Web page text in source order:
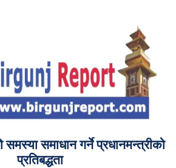
समस्या समाधान गर्ने प्रधानमन्त्रीको
प्रतिबद्धता